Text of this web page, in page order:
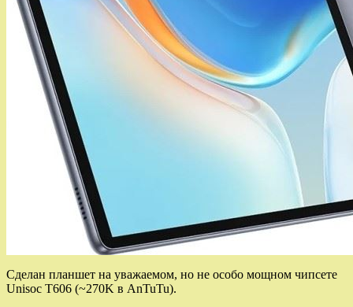
Сделан планшет на уважаемом, но не особо мощном чипсете
Unisoc T606 (~270K в AnTuTu).